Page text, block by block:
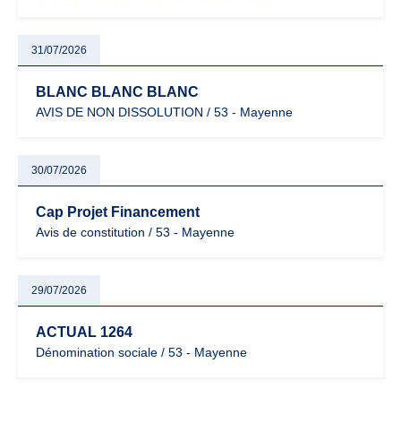
31/07/2026
BLANC BLANC BLANC
AVIS DE NON DISSOLUTION / 53 - Mayenne
30/07/2026
Cap Projet Financement
Avis de constitution / 53 - Mayenne
29/07/2026
ACTUAL 1264
Dénomination sociale / 53 - Mayenne